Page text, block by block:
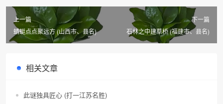
上一篇
蜻蜓点点聚远方 (山西市、县名)
下一篇
石林之中建草桥 (福建市、县名)
相关文章
此谜独具匠心 (打一江苏名胜)